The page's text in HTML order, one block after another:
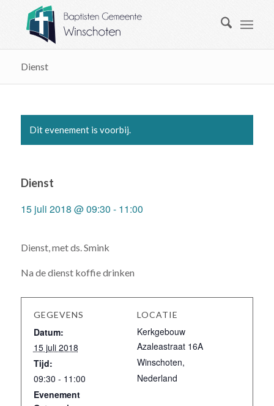
Dienst
Dit evenement is voorbij.
Dienst
15 juli 2018 @ 09:30 - 11:00
Dienst, met ds. Smink
Na de dienst koffie drinken
GEGEVENS
Datum:
15 juli 2018
Tijd:
09:30 - 11:00
Evenement
LOCATIE
Kerkgebouw
Azaleastraat 16A
Winschoten,
Nederland